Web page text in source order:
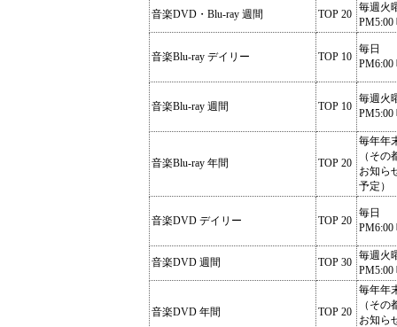
音楽DVD・Blu-ray 週間 TOP 20
毎週火
PM5:00
音楽Blu-ray デイリー TOP 10
毎日
PM6:00
音楽Blu-ray 週間 TOP 10
毎週火
PM5:00
音楽Blu-ray 年間 TOP 20
毎年年
（その
お知ら
予定）
音楽DVD デイリー TOP 20
毎日
PM6:00
音楽DVD 週間 TOP 30
毎週火
PM5:00
音楽DVD 年間 TOP 20
毎年年
（その
お知ら